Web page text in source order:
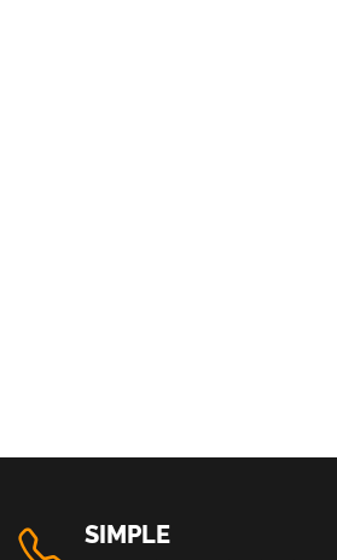
SIMPLE